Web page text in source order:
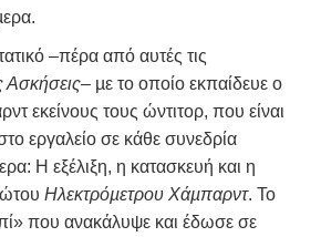
–πέρα από αυτές τις
Ασκήσεις– µε το οποίο εκπαίδευε ο
εκείνους τους ώντιτορ, που είναι
εργαλείο σε κάθε συνεδρία
Η εξέλιξη, η κατασκευή και η
Ηλεκτρόµετρου Χάµπαρντ. Το
που ανακάλυψε και έδωσε σε